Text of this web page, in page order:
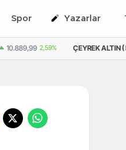
Spor Yazarlar
10.889,99 2,59% ÇEYREK ALTIN